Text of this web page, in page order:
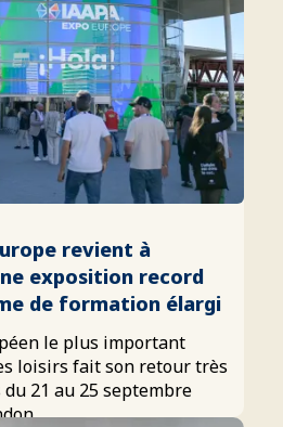
revient à
exposition record
de formation élargi
le plus important
loisirs fait son retour très
21 au 25 septembre